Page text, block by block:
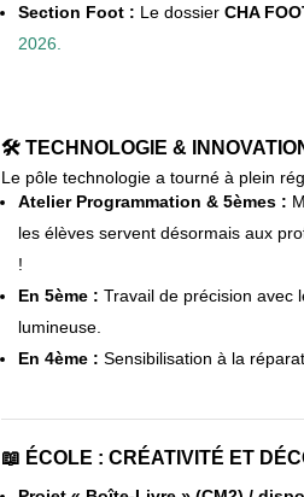
Section Foot : Le dossierCHA
2026.
🛠️ TECHNOLOGIE &
Le pôle technologie a tourné à plein
Atelier Programmation & 5èmes :
les élèves servent désormais aux
!
En 5ème : Travail de précision avec
lumineuse.
En 4ème : Sensibilisation à la
📖 ÉCOLE : CRÉATIVITÉ ET